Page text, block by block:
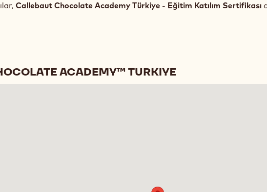
Callebaut Chocolate Academy Türkiye - Eğitim Katılım Sertifikası
ACADEMY™ TURKIYE